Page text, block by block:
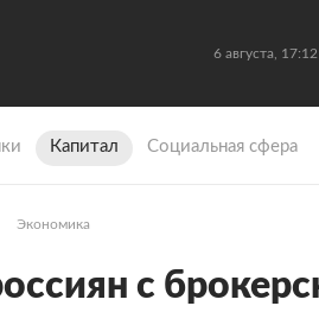
6 августа, 17:12
Капитал Социальная сфера
Экономика
с